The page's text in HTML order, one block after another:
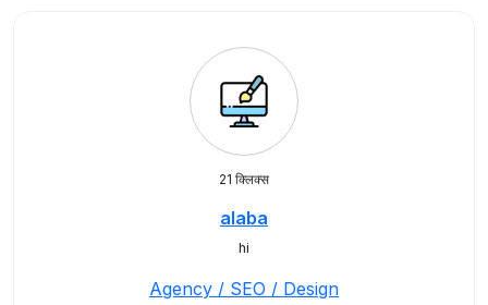
21 क्लिक्स
alaba
hi
Agency / SEO / Design